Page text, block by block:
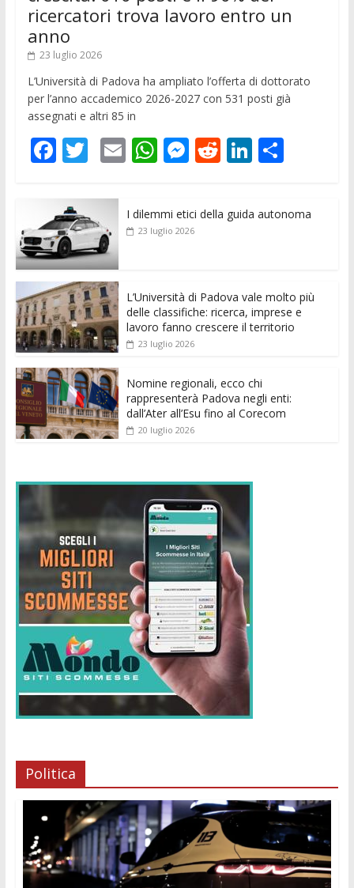
ricercatori trova lavoro entro un
anno
23 luglio 2026
L’Università di Padova ha ampliato l’offerta di dottorato
per l’anno accademico 2026-2027 con 531 posti già
assegnati e altri 85 in
F
e
b
o
o
k
T
itt
er
E
ai
l
W
s
p
M
ss
e
er
R
di
Li
e
C
di
I dilemmi etici della guida autonoma
23 luglio 2026
L’Università di Padova vale molto più
delle classifiche: ricerca, imprese e
lavoro fanno crescere il territorio
23 luglio 2026
Nomine regionali, ecco chi
rappresenterà Padova negli enti:
dall’Ater all’Esu fino al Corecom
20 luglio 2026
Politica